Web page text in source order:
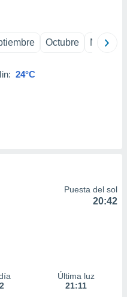
Octubre
24°C
Puesta del sol
20:42
Última luz
21:11